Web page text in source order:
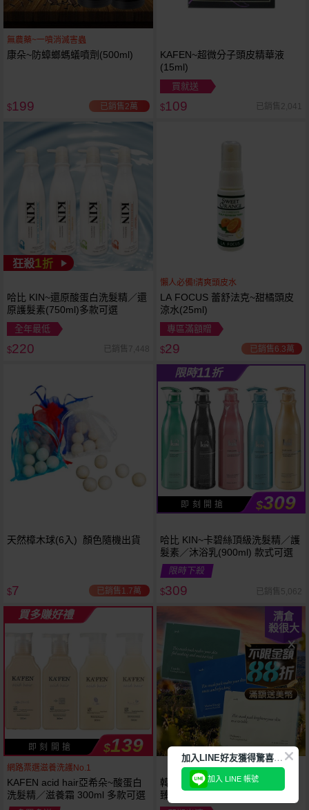
無農藥~一噴消滅害蟲
康朵~防蟑螂螞蟻噴劑(500ml)
$199 已銷售2萬
KAFEN~超微分子頭皮精華液
(15ml)
買就送
$109 已銷售2,041
狂殺1折
哈比 KIN~還原酸蛋白洗髮精／還
原護髮素(750ml)多款可選
全年最低
$220 已銷售7,448
懶人必備!清爽頭皮水
LA FOCUS 蕾舒法克~甜橘頭皮
涼水(25ml)
專區滿額贈
$29 已銷售6.3萬
天然樟木球(6入) 顏色隨機出貨
$7 已銷售1.7萬
限時11折
即 刻 開 搶 $309
哈比 KIN~卡碧絲頂級洗髮精／護
髮素／沐浴乳(900ml) 款式可選
限時下殺
$309 已銷售5,062
買多賺好禮
即 刻 開 搶 $139
網路票選滋養洗護No.1
KAFEN acid hair亞希朵~酸蛋白
洗髮精／滋養霜 300ml 多款可選
清倉
殺很大
韓國 aroh 艾洛~海洋水活保濕／
臻護提亮／積雪草清爽面膜(單片
25ml) 款式可選
加
入LINE好友獲得驚喜折扣!
加入 LINE 帳號